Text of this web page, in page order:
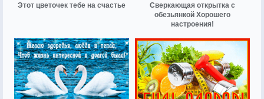
Этот цветочек тебе на счастье
Сверкающая открытка с
обезьянкой Хорошего
настроения!